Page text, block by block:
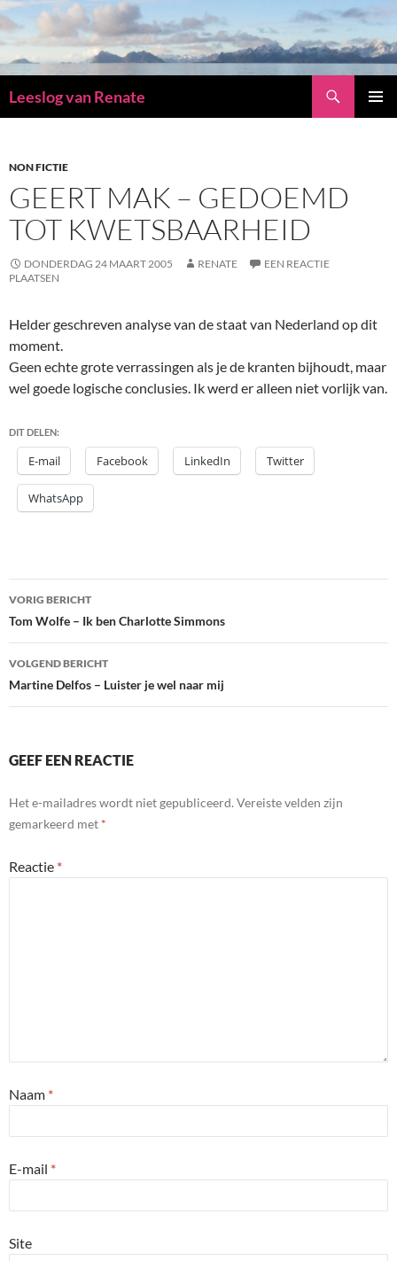
Leeslog van Renate
INHOUD
NON FICTIE
GEERT MAK – GEDOEMD
TOT KWETSBAARHEID
DONDERDAG 24 MAART 2005 RENATE
EEN REACTIE
PLAATSEN
Helder geschreven analyse van de staat van Nederland op dit
moment.
Geen echte grote verrassingen als je de kranten bijhoudt, maar
wel goede logische conclusies. Ik werd er alleen niet vorlijk van.
DIT DELEN:
E-mail Facebook LinkedIn Twitter
WhatsApp
Bericht
navigatie
VORIG BERICHT
Tom Wolfe – Ik ben Charlotte Simmons
VOLGEND BERICHT
Martine Delfos – Luister je wel naar mij
GEEF EEN REACTIE
Het e-mailadres wordt niet gepubliceerd. Vereiste velden zijn
gemarkeerd met *
Reactie *
Naam *
E-mail *
Site